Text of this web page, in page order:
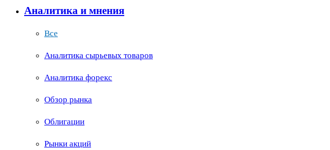
Аналитика и мнения
Все
Аналитика сырьевых товаров
Аналитика форекс
Обзор рынка
Облигации
Рынки акций